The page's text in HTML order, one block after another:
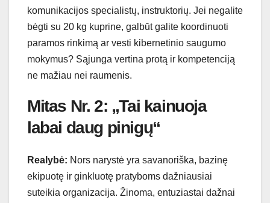
komunikacijos specialistų, instruktorių. Jei negalite
bėgti su 20 kg kuprine, galbūt galite koordinuoti
paramos rinkimą ar vesti kibernetinio saugumo
mokymus? Sąjunga vertina protą ir kompetenciją
ne mažiau nei raumenis.
Mitas Nr. 2: „Tai kainuoja
labai daug pinigų“
Realybė: Nors narystė yra savanoriška, bazinę
ekipuotę ir ginkluotę pratyboms dažniausiai
suteikia organizacija. Žinoma, entuziastai dažnai